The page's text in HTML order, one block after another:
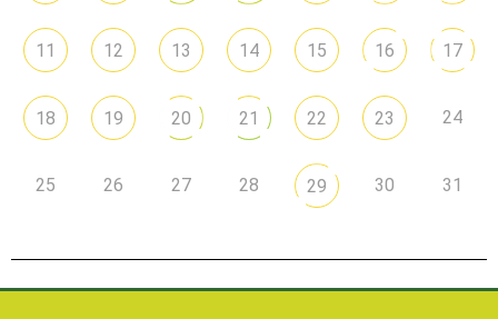
11 12 13 14 15 16 17
18 19 20 21 22 23 24
25 26 27 28 29 30 31